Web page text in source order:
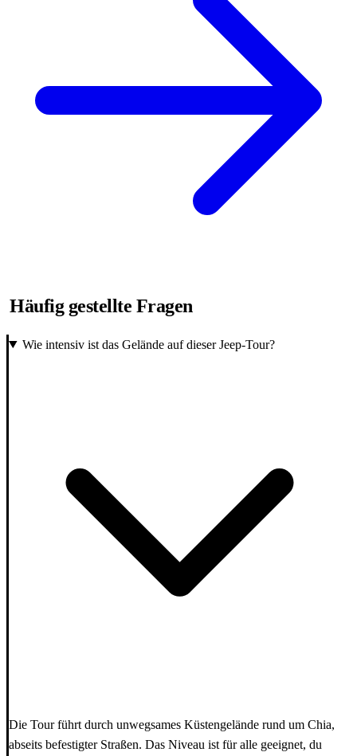
Häufig gestellte Fragen
Wie intensiv ist das Gelände auf dieser Jeep-Tour?
Die Tour führt durch unwegsames Küstengelände rund um Chia,
abseits befestigter Straßen. Das Niveau ist für alle geeignet, du